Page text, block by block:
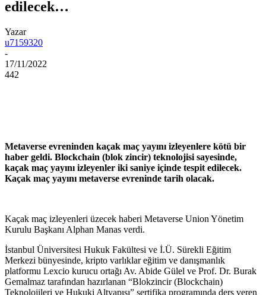
edilecek…
Yazar
u7159320
-
17/11/2022
442
Metaverse evreninden kaçak maç yayını izleyenlere kötü bir
haber geldi. Blockchain (blok zincir) teknolojisi sayesinde,
kaçak maç yayını izleyenler iki saniye içinde tespit edilecek.
Kaçak maç yayını metaverse evreninde tarih olacak.
Kaçak maç izleyenleri üzecek haberi Metaverse Union Yönetim
Kurulu Başkanı Alphan Manas verdi.
İstanbul Üniversitesi Hukuk Fakültesi ve İ.Ü. Sürekli Eğitim
Merkezi bünyesinde, kripto varlıklar eğitim ve danışmanlık
platformu Lexcio kurucu ortağı Av. Abide Gülel ve Prof. Dr. Burak
Gemalmaz tarafından hazırlanan “Blokzincir (Blockchain)
Teknolojileri ve Hukuki Altyapısı” sertifika programında ders veren